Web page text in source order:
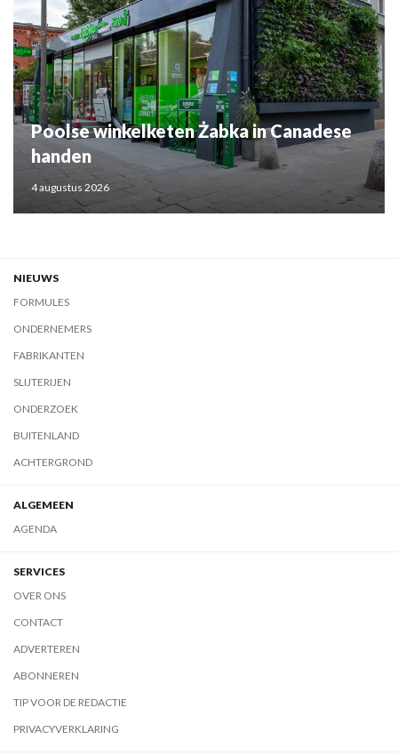
Poolse winkelketen Żabka in Canadese
handen
4 augustus 2026
NIEUWS
FORMULES
ONDERNEMERS
FABRIKANTEN
SLIJTERIJEN
ONDERZOEK
BUITENLAND
ACHTERGROND
ALGEMEEN
AGENDA
SERVICES
OVER ONS
CONTACT
ADVERTEREN
ABONNEREN
TIP VOOR DE REDACTIE
PRIVACYVERKLARING